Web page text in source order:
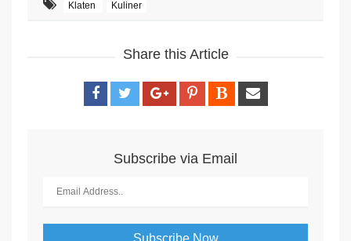
Klaten Kuliner
Share this Article
Subscribe via Email